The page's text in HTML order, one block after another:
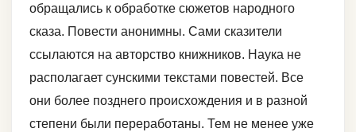
обращались к обработке сюжетов народного
сказа. Повести анонимны. Сами сказители
ссылаются на авторство книжников. Наука не
располагает сунскими текстами повестей. Все
они более позднего происхождения и в разной
степени были переработаны. Тем не менее уже